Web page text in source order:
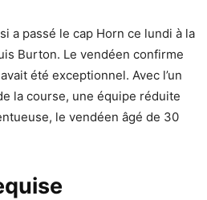
a passé le cap Horn ce lundi à la
Burton. Le vendéen confirme
été exceptionnel. Avec l’un
la course, une équipe réduite
le vendéen âgé de 30